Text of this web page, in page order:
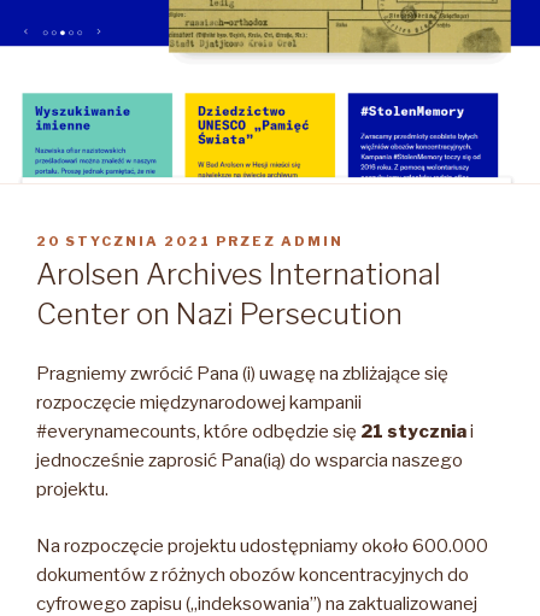
OPUBLIKOWANE
W
20 STYCZNIA 2021 PRZEZ ADMIN
Arolsen Archives International
Center on Nazi Persecution
Pragniemy zwrócić Pana (i) uwagę na zbliżające się
rozpoczęcie międzynarodowej kampanii
#everynamecounts, które odbędzie się 21 styczniai
jednocześnie zaprosić Pana(ią) do wsparcia naszego
projektu.
Na rozpoczęcie projektu udostępniamy około 600.000
dokumentów z różnych obozów koncentracyjnych do
cyfrowego zapisu („indeksowania”) na zaktualizowanej